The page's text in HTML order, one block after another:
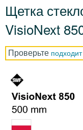
Щетка
VisioNext
Проверьте